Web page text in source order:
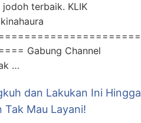
terbaik. KLIK
Gabung Channel
…
dan Lakukan Ini Hingga
Tak Mau Layani!